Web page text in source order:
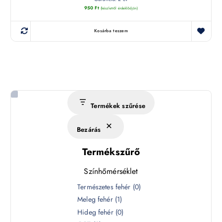
950Ft (készletről érdeklődjön)
Kosárba teszem
Termékek szűrése
Bezárás
Termékszűrő
Színhőmérséklet
Természetes fehér (0)
Meleg fehér (1)
Hideg fehér (0)